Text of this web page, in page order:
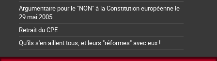
Argumentaire pour le "NON" à la Constitution européenne le
29 mai 2005
Retrait du CPE
Qu'ils s'en aillent tous, et leurs "réformes" avec eux !